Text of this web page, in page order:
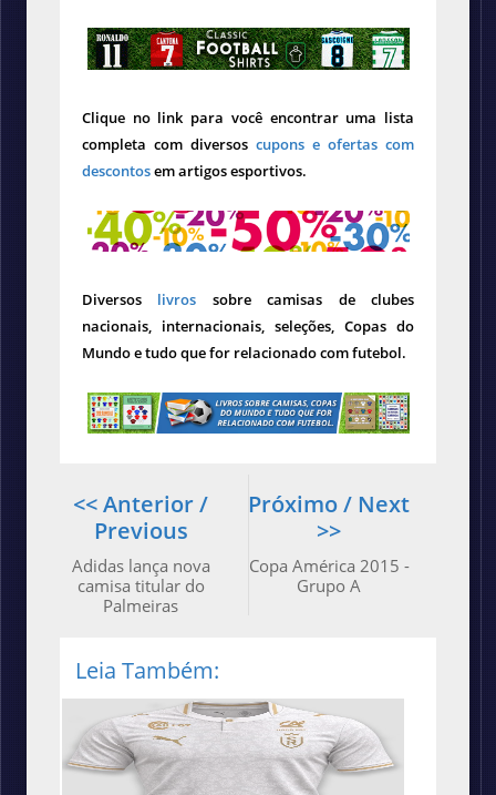
Clique no link para você encontrar uma lista
completa com diversos cupons e ofertas com
descontosem artigos esportivos.
Diversos livros sobre camisas de clubes
nacionais, internacionais, seleções, Copas do
Mundo e tudo que for relacionado com futebol.
Próximo / Next
>>
Copa América 2015 -
Grupo A
<< Anterior /
Previous
Adidas lança nova
camisa titular do
Palmeiras
Leia Também: